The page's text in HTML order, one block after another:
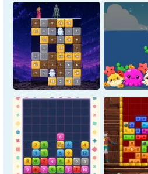
Magic Stone Puzzle: The